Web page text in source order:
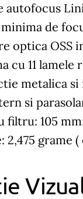
autofocus
de
optica OSS
cu 11 lamele
metalica
si
filtru: 105
2,475 grame